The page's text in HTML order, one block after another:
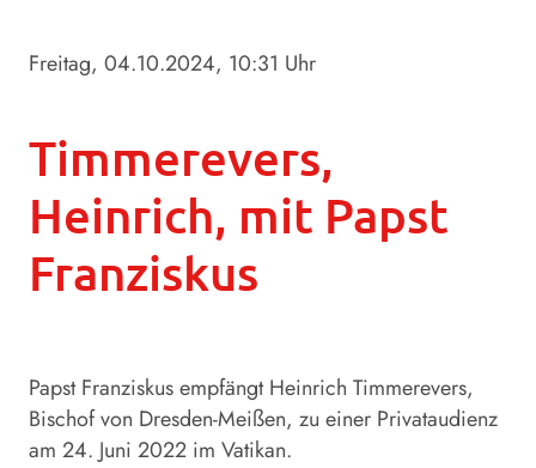
Freitag, 04.10.2024, 10:31 Uhr
Timmerevers,
Heinrich, mit Papst
Franziskus
Papst Franziskus empfängt Heinrich Timmerevers,
Bischof von Dresden-Meißen, zu einer Privataudienz
am 24. Juni 2022 im Vatikan.